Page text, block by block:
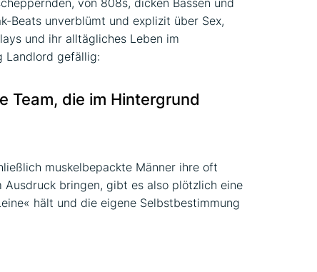
Beats unverblümt und explizit über Sex,
und ihr alltägliches Leben im
Landlord gefällig:
Team, die im Hintergrund
muskelbepackte Männer ihre oft
bringen, gibt es also plötzlich eine
hält und die eigene Selbstbestimmung